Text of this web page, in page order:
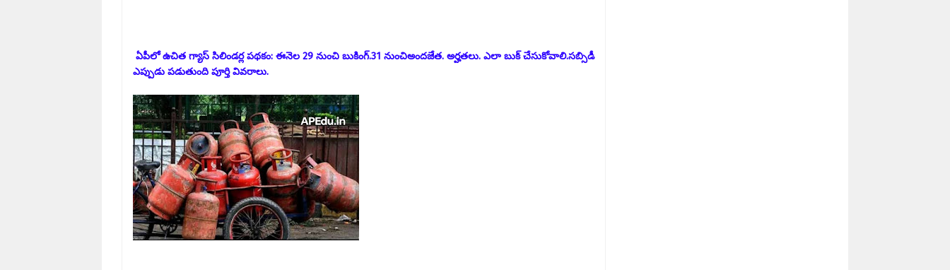
ఏపీలో ఉచిత గ్యాస్ సిలిండర్ల పథకం: ఈనెల 29 నుంచి బుకింగ్.31 నుంచిఅందజేత. అర్హతలు. ఎలా బుక్ చేసుకోవాలి.సబ్సిడీ
ఎప్పుడు పడుతుంది పూర్తి వివరాలు.